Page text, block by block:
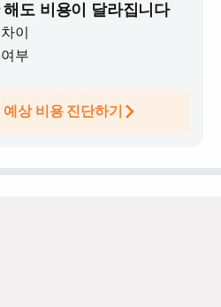
도 비용이 달라집니다
이
부
상 비용 진단하기